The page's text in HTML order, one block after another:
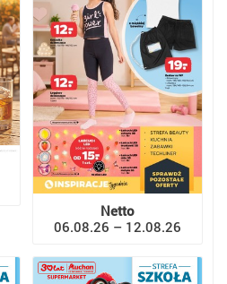
Netto
06.08.26 – 12.08.26